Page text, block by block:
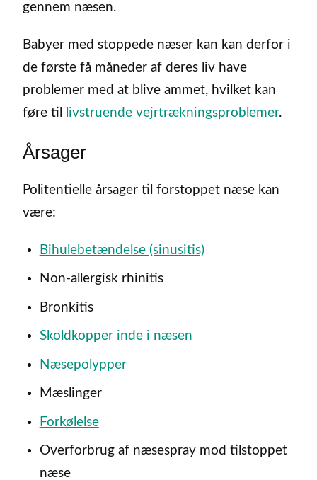
gennem næsen.
Babyer med stoppede næser kan kan derfor i
de første få måneder af deres liv have
problemer med at blive ammet, hvilket kan
føre til
livstruende vejrtrækningsproblemer.
Årsager
Politentielle årsager til forstoppet næse kan
være:
Bihulebetændelse (sinusitis)
Non-allergisk rhinitis
Bronkitis
Skoldkopper inde i næsen
Næsepolypper
Mæslinger
Forkølelse
Overforbrug af næsespray mod tilstoppet
næse